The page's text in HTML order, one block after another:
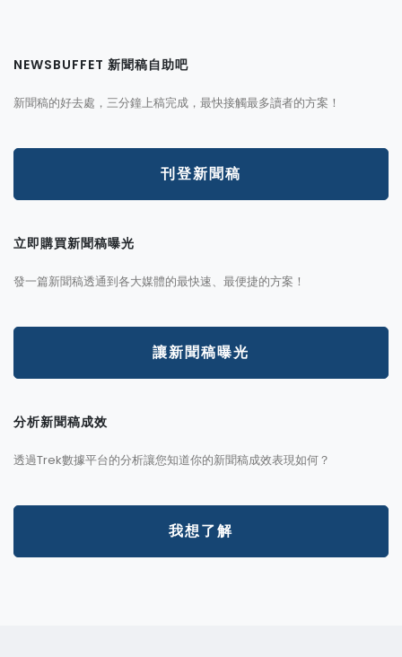
NEWSBUFFET 新聞稿自助吧
新聞稿的好去處，三分鐘上稿完成，最快接觸最多讀者的方案！
刊登新聞稿
立即購買新聞稿曝光
發一篇新聞稿透通到各大媒體的最快速、最便捷的方案！
讓新聞稿曝光
分析新聞稿成效
透過Trek數據平台的分析讓您知道你的新聞稿成效表現如何？
我想了解